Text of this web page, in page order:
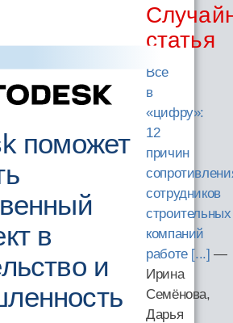
поможет
в
и
статья
Все
в
«цифру»:
12
причин
сотрудников
строительных
компаний
работе [...] —
Ирина
Семёнова,
Дарья